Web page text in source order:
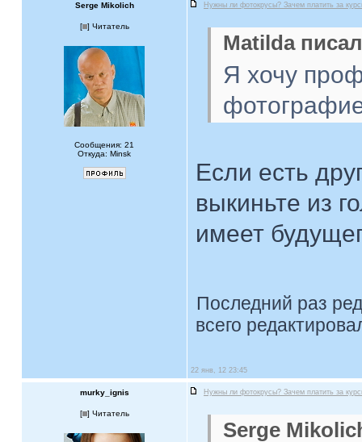
Serge Mikolich Нужны ли фотокрусы? Зачем платить за
[ ] Читатель
Сообщения: 21
Откуда: Minsk
Matilda
Я хочу
Если есть
выкиньте из
имеет
Последний раз
всего
22 янв, 12 23:45
murky_ignis Нужны ли фотокрусы? Зачем платить за
[ ] Читатель
Serge